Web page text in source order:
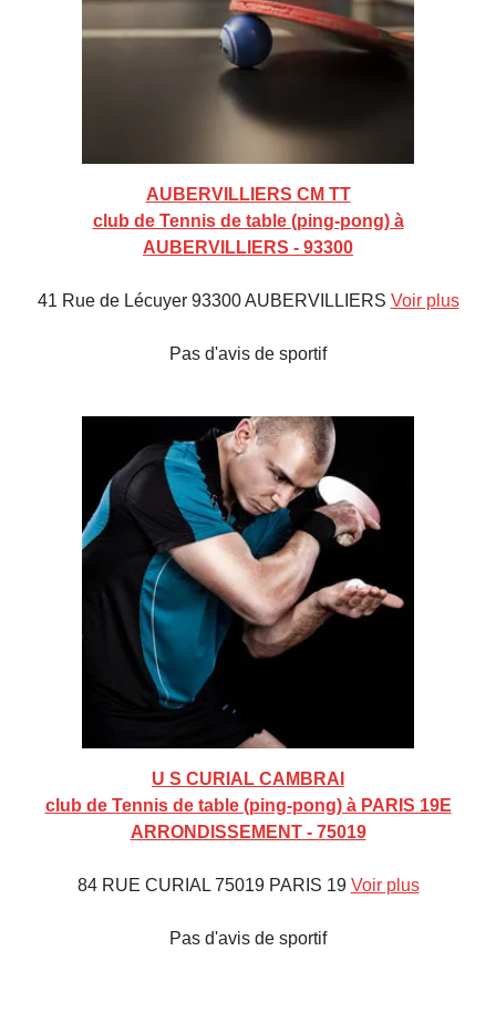
AUBERVILLIERS CM TT
club de Tennis de table (ping-pong) à
AUBERVILLIERS - 93300
41 Rue de Lécuyer 93300 AUBERVILLIERS Voir plus
Pas d'avis de sportif
U S CURIAL CAMBRAI
club de Tennis de table (ping-pong) à PARIS 19E
ARRONDISSEMENT - 75019
84 RUE CURIAL 75019 PARIS 19 Voir plus
Pas d'avis de sportif